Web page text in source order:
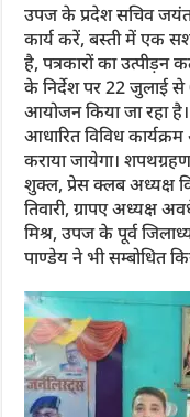
उपज के प्रदेश सचिव जयंत
कार्य करें, बस्ती में एक
है, पत्रकारों का उत्पीड़न
के निर्देश पर 22 जुलाई
आयोजन किया जा रहा है।
आधारित विविध
कराया जायेगा।
शुक्ल, प्रेस क्लब अध्यक्ष
तिवारी, ग्रापए अध्यक्ष
मिश्र, उपज के पूर्व
पाण्डेय ने भी सम्बोधित